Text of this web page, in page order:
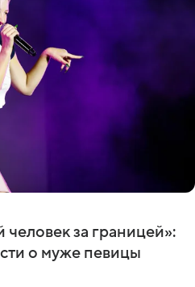
за границей»:
о муже певицы